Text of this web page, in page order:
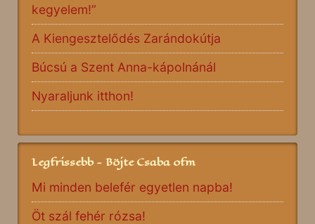
kegyelem!”
A Kiengesztelődés Zarándokútja
Búcsú a Szent Anna-kápolnánál
Nyaraljunk itthon!
Legfrissebb - Böjte Csaba ofm
Mi minden belefér egyetlen napba!
Öt szál fehér rózsa!